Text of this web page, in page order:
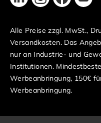
Alle Preise zzgl. MwSt.,
Versandkosten. Das
nur an Industrie- und
Institutionen.
Werbeanbringung, 150€
Werbeanbringung.